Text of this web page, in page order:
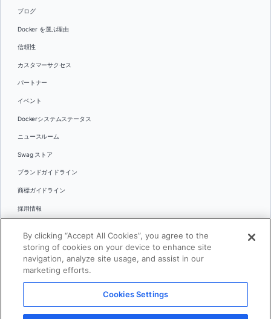
ブログ
Docker を選ぶ理由
信頼性
カスタマーサクセス
パートナー
イベント
Dockerシステムステータス
ニュースルーム
Swag ストア
ブランドガイドライン
商標ガイドライン
採用情報
言語
日本語
© 2026 Docker Inc.全著作権所有
By clicking “Accept All Cookies”, you agree to the
storing of cookies on your device to enhance site
navigation, analyze site usage, and assist in our
marketing efforts.
Cookies Settings